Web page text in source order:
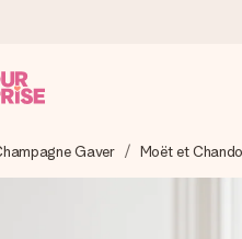
sender den lynhurtigt – så
tidspunkt, når den
Gaver Moët et